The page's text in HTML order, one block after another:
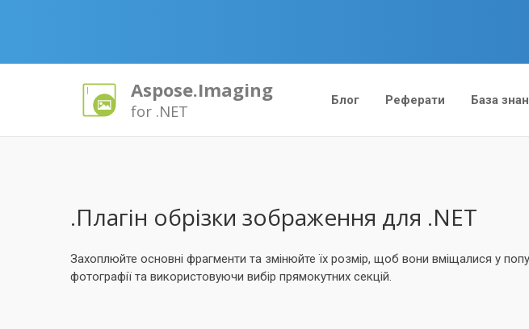
Aspose.Imaging
for .NET
Блог Реферати База
.Плагін обрізки зображення для .NET
Захоплюйте основні фрагменти та змінюйте їх розмір, щоб вони вміщалися у
фотографії та використовуючи вибір прямокутних секцій.